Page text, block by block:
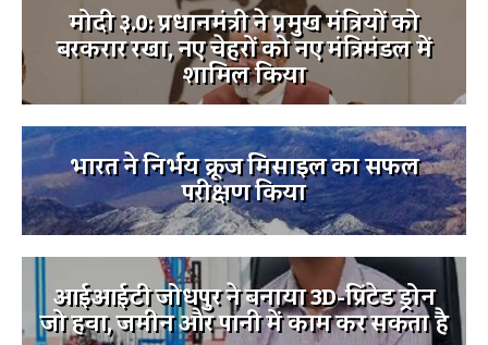
मोदी ३.0: प्रधानमंत्री ने प्रमुख मंत्रियों को
बरकरार रखा, नए चेहरों को नए मंत्रिमंडल में
शामिल किया
भारत ने निर्भय क्रूज मिसाइल का सफल
परीक्षण किया
आईआईटी जोधपुर ने बनाया 3D-प्रिंटेड ड्रोन
जो हवा, जमीन और पानी में काम कर सकता है